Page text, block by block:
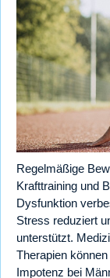
Regelmäßige
Krafttraining und
Dysfunktion
Stress reduziert
unterstützt.
Therapien
Impotenz bei